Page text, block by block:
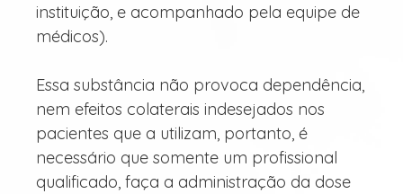
instituição, e acompanhado pela equipe de
médicos).
Essa substância não provoca dependência,
nem efeitos colaterais indesejados nos
pacientes que a utilizam, portanto, é
necessário que somente um profissional
qualificado, faça a administração da dose